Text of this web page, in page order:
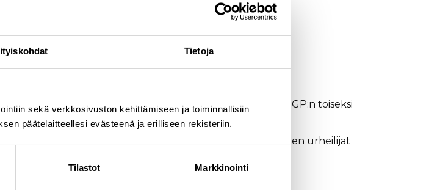
Tietoja
sekä verkkosivuston kehittämiseen ja toiminnallisiin
päätelaitteellesi evästeenä ja erilliseen rekisteriin.
Tilastot Markkinointi
kolmella eri paikkakunnalla. A-maajoukkue hyppää kesä GP:n toiseksi
ja Lahdessa hypätään FIS Cupin merkeissä.
kaikki joukkueet harjoittelevat Lahdessa, jonka jälkeen urheilijat